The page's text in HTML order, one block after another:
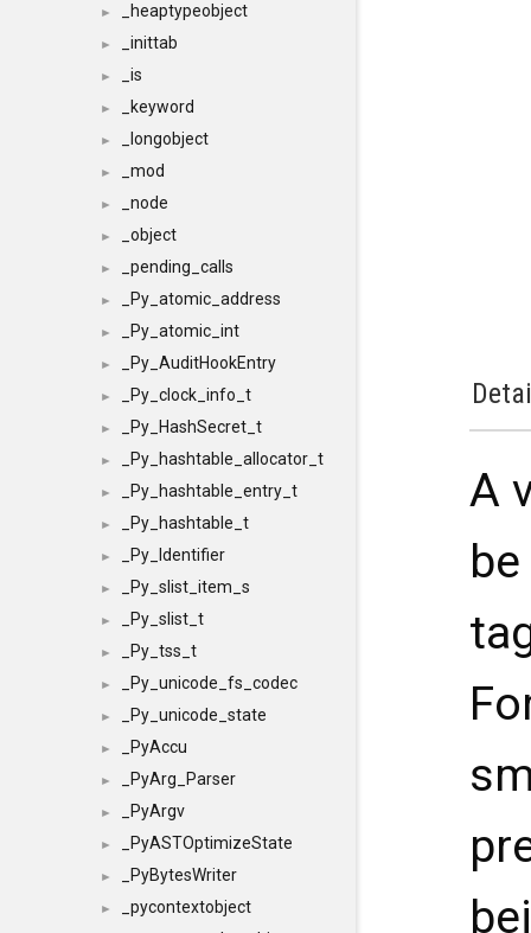
► _heaptypeobject
► _inittab
► _is
► _keyword
► _longobject
► _mod
► _node
► _object
► _pending_calls
► _Py_atomic_address
► _Py_atomic_int
► _Py_AuditHookEntry
► _Py_clock_info_t
► _Py_HashSecret_t
► _Py_hashtable_allocator_t
► _Py_hashtable_entry_t
► _Py_hashtable_t
► _Py_Identifier
► _Py_slist_item_s
► _Py_slist_t
► _Py_tss_t
► _Py_unicode_fs_codec
► _Py_unicode_state
► _PyAccu
► _PyArg_Parser
► _PyArgv
► _PyASTOptimizeState
► _PyBytesWriter
►
_pycontextobject
A